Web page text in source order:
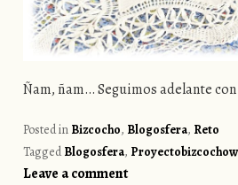
Ñam, ñam… Seguimos adelante
Posted in Bizcocho, Blogosfera, Reto
TaggedBlogosfera,
Leave a comment